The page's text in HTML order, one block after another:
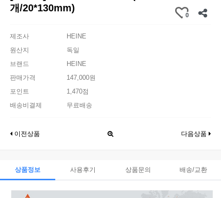
개/20*130mm)
0
제조사
HEINE
원산지
독일
브랜드
HEINE
판매가격
147,000원
포인트
1,470점
배송비결제
무료배송
이전상품 다음상품
상품정보 사용후기 상품문의 배송/교환